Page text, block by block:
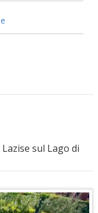
sul Lago di